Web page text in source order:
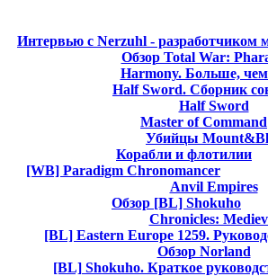
Интервью с Nerzuhl - разработчиком
Обзор Total War:
Harmony. Больше,
Half Sword. Сборник
Half Sword
Master of Command
Убийцы
Корабли и флотилии
[WB] Paradigm Chronomancer
Anvil Empires
Обзор [BL] Shokuho
Chronicles:
[BL] Eastern Europe 1259.
Обзор Norland
[BL] Shokuho. Краткое